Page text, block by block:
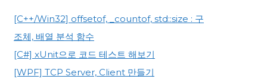
[C++/Win32] offsetof, _countof, std::size : 구
조체, 배열 분석 함수
[C#] xUnit으로 코드 테스트 해보기
[WPF] TCP Server, Client 만들기